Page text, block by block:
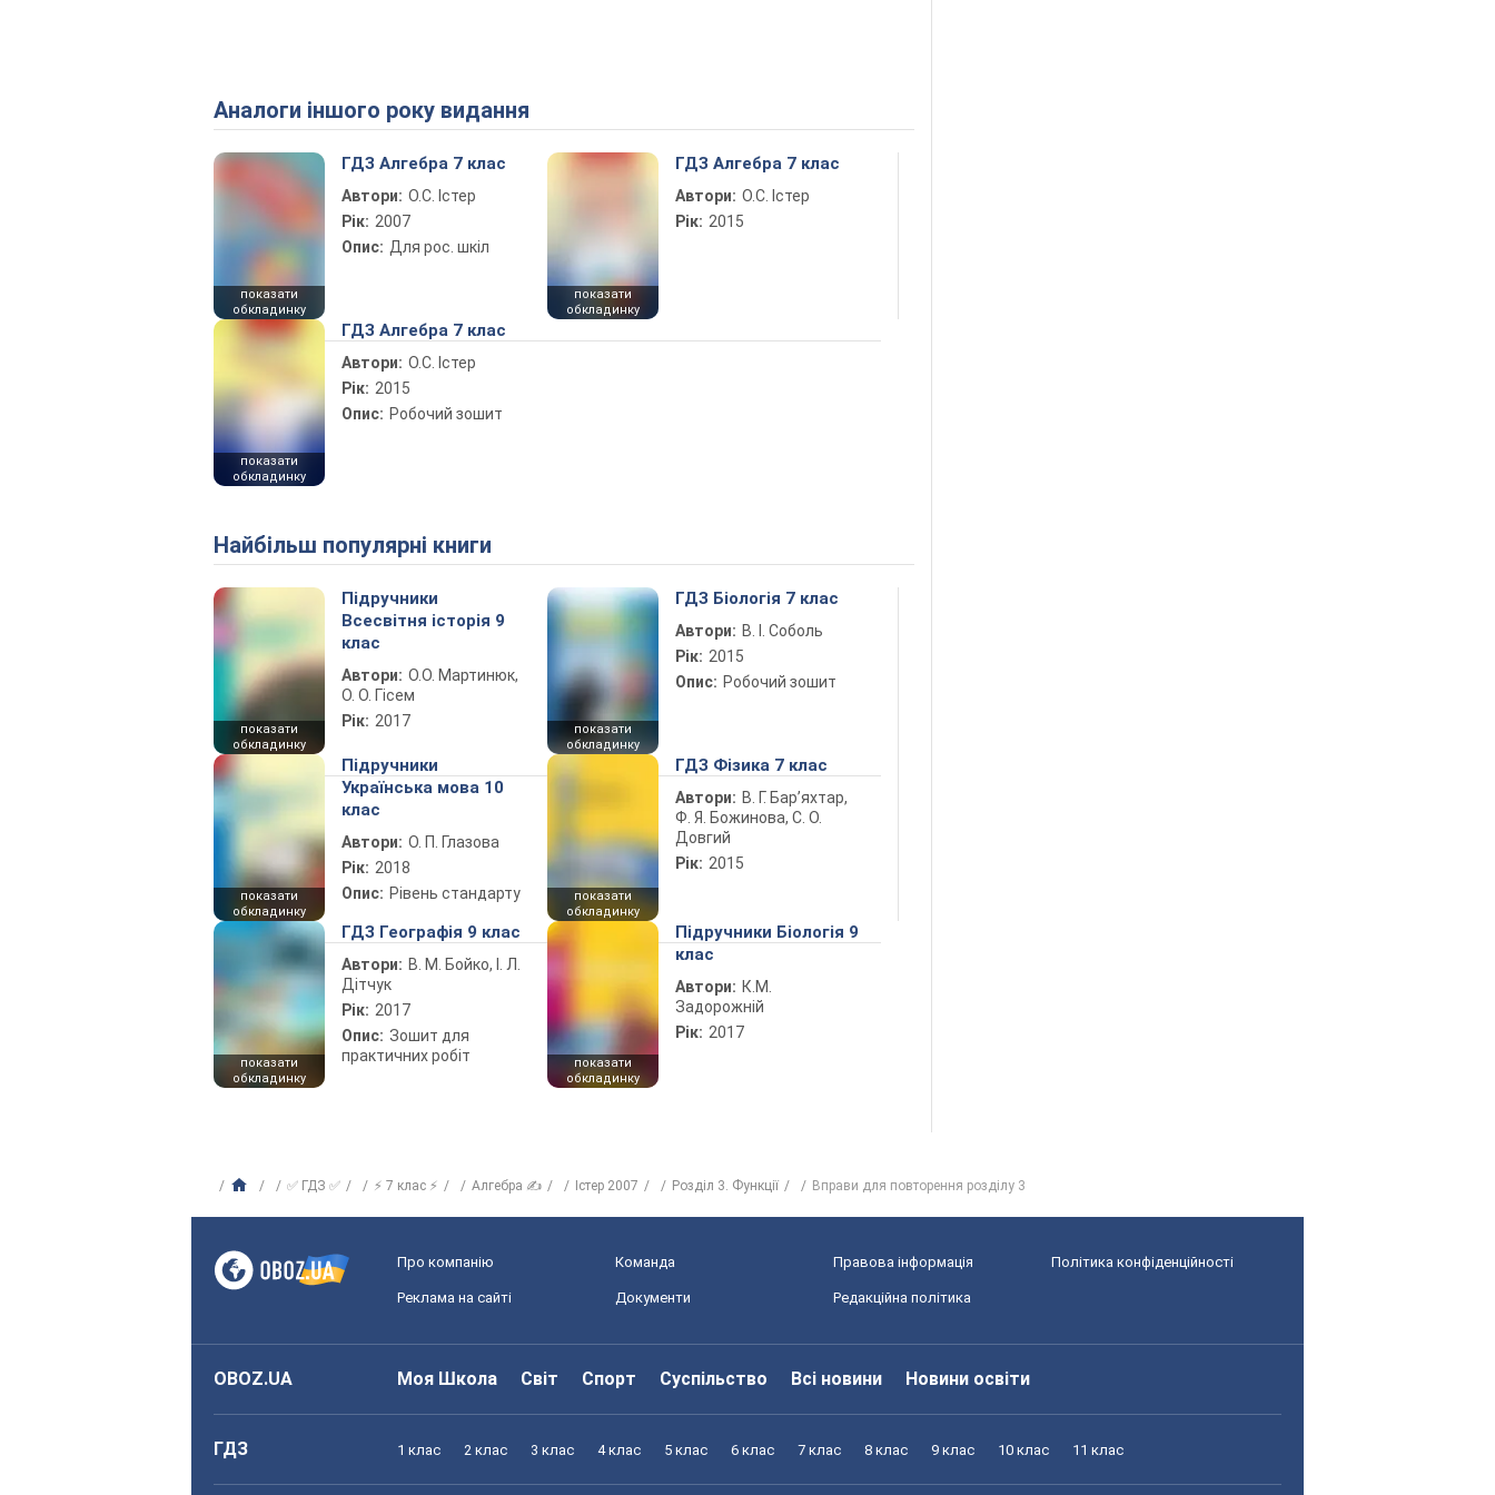
Аналоги іншого року видання
показати
обкладинку
ГДЗ Алгебра 7 клас
Автори: О.С. Істер
Рік: 2007
Опис: Для рос. шкіл
показати
обкладинку
ГДЗ Алгебра 7 клас
Автори: О.С. Істер
Рік: 2015
показати
обкладинку
ГДЗ Алгебра 7 клас
Автори: О.С. Істер
Рік: 2015
Опис: Робочий зошит
Найбільш популярні книги
показати
обкладинку
Підручники
Всесвітня історія 9
клас
Автори: О.О. Мартинюк,
О. О. Гісем
Рік: 2017
показати
обкладинку
ГДЗ Біологія 7 клас
Автори: В. І. Соболь
Рік: 2015
Опис: Робочий зошит
показати
обкладинку
Підручники
Українська мова 10
клас
Автори: О. П. Глазова
Рік: 2018
Опис: Рівень стандарту
показати
обкладинку
ГДЗ Фізика 7 клас
Автори: В. Г. Бар’яхтар,
Ф. Я. Божинова, С. О.
Довгий
Рік: 2015
показати
обкладинку
ГДЗ Географія 9 клас
Автори: В. М. Бойко, І. Л.
Дітчук
Рік: 2017
Опис: Зошит для
практичних робіт
показати
обкладинку
Підручники Біологія 9
клас
Автори: К.М.
Задорожній
Рік: 2017
✅ ГДЗ ✅ ⚡ 7 клас ⚡ Алгебра ✍ Істер 2007 Розділ 3. Функції Вправи для повторення розділу 3
Про компанію Команда Правова інформація Політика конфіденційності
Реклама на сайті Документи Редакційна політика
OBOZ.UA Моя Школа Світ Спорт Суспільство Всі новини Новини освіти
ГДЗ 1 клас 2 клас 3 клас 4 клас 5 клас 6 клас 7 клас 8 клас 9 клас 10 клас 11 клас